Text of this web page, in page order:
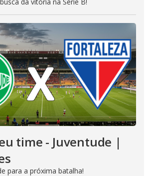
time - Juventude |
para a próxima batalha!